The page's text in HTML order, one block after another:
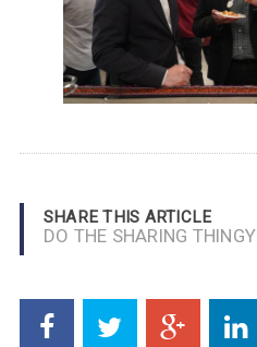
SHARE THIS ARTICLE
DO THE SHARING THINGY